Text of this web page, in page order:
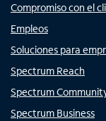
Compromiso con el
Empleos
Soluciones para
Spectrum Reach
Spectrum
Spectrum Business